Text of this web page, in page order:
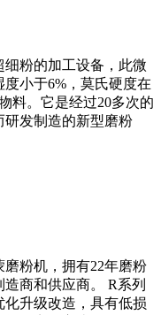
粉的加工设备，此微
小于6%，莫氏硬度在
料。它是经过20多次的
研发制造的新型磨粉
粉机，拥有22年磨粉
商和供应商。 R系列
升级改造，具有低损